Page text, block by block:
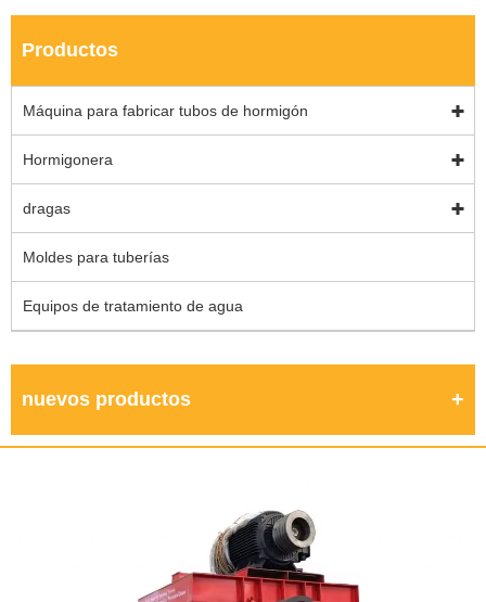
Productos
Máquina para fabricar tubos de hormigón
Hormigonera
dragas
Moldes para tuberías
Equipos de tratamiento de agua
nuevos productos